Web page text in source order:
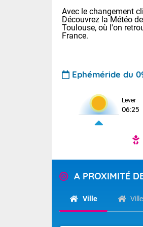
Avec le changement
Découvrez la Météo
Toulouse, où l'on
France.
Ephéméride du
Lever
06:25
A PROXIMITÉ
Ville